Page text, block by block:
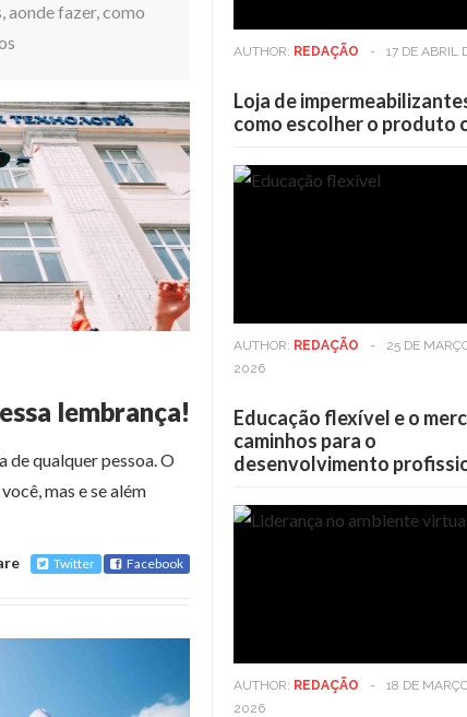
aonde fazer, como
lembrança!
de qualquer pessoa. O
mas e se além
Twitter Facebook
AUTHOR: REDAÇÃO - 17 DE ABRIL
Loja de
como escolher o produto
AUTHOR: REDAÇÃO -
25 DE
2026
Educação flexível e o
caminhos para o
desenvolvimento
AUTHOR: REDAÇÃO -
18 DE
2026